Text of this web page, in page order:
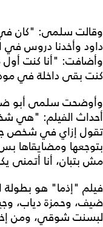
وقالت سلمى: "كان في
داود وأخدنا دروس
وأضافت: "أنا كنت أول
كنت بقى داخلة في
وأوضحت سلمى أبو
أحداث الفيلم: "هي
تقول إزاي في شخص
بتوجعها ومضايقاها
مش بتبان، أنا أتمنى
فيلم "إذما" هو بطولة
ضيف، وحمزة دياب،
لبسنت شوقي، ومن